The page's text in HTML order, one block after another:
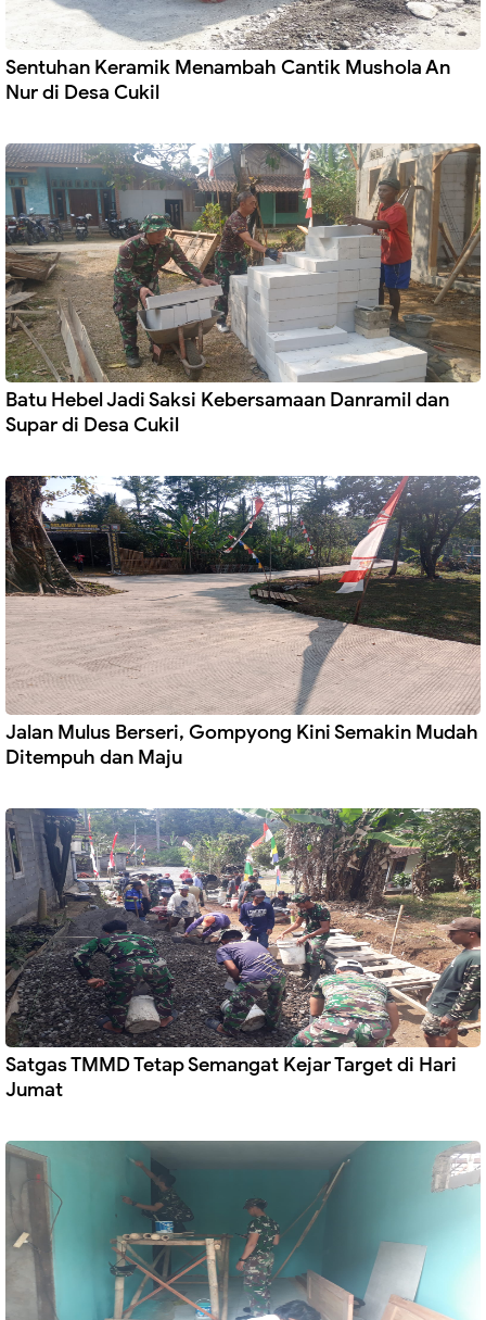
Sentuhan Keramik Menambah Cantik Mushola An
Nur di Desa Cukil
Batu Hebel Jadi Saksi Kebersamaan Danramil dan
Supar di Desa Cukil
Jalan Mulus Berseri, Gompyong Kini Semakin Mudah
Ditempuh dan Maju
Satgas TMMD Tetap Semangat Kejar Target di Hari
Jumat